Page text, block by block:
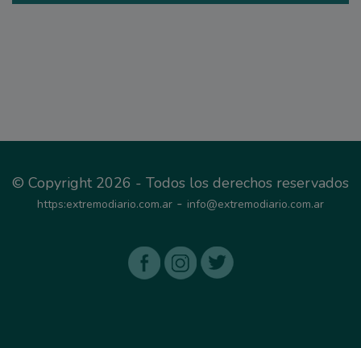
© Copyright 2026 - Todos los derechos reservados
https:extremodiario.com.ar - info@extremodiario.com.ar